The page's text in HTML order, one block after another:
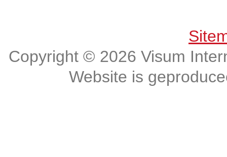
Copyright © 2026 Visum
Website is